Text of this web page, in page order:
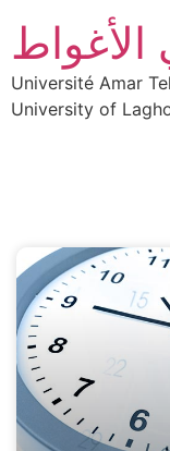
الأغواط
Université Amar
University of